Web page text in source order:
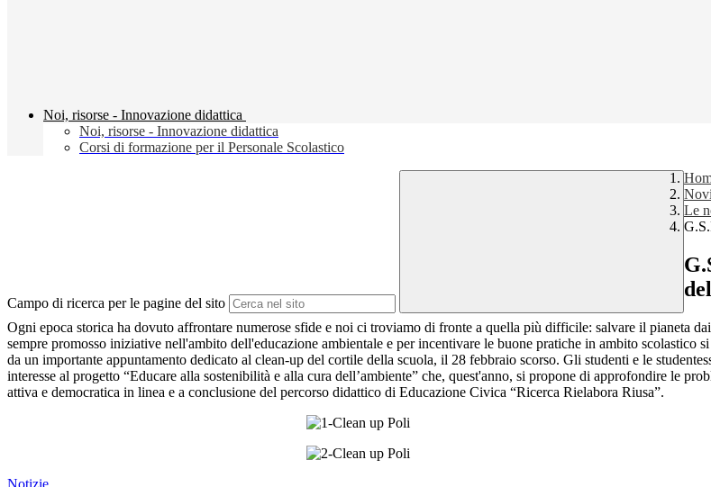
Noi, risorse - Innovazione didattica
Noi, risorse - Innovazione didattica
Corsi di formazione per il Personale Scolastico
Campo di ricerca per le pagine del sito
Le
Ogni epoca storica ha dovuto affrontare numerose sfide e noi ci troviamo di fronte a quella più difficile: salvare il pianeta
sempre promosso iniziative nell'ambito dell'educazione ambientale e per incentivare le buone pratiche in ambito
da un importante appuntamento dedicato al clean-up del cortile della scuola, il 28 febbraio scorso. Gli studenti e le
interesse al progetto “Educare alla sostenibilità e alla cura dell’ambiente” che, quest'anno, si propone di approfondire le
attiva e democratica in linea e a conclusione del percorso didattico di Educazione Civica “Ricerca Rielabora Riusa”.